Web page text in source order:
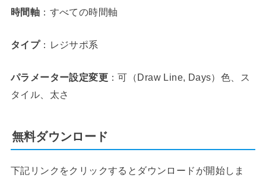
時間軸 ：すべての時間軸
タイプ：レジサポ系
パラメーター設定変更 ：可（Draw Line, Days）色、ス
タイル、太さ
無料ダウンロード
下記リンクをクリックするとダウンロードが開始しま